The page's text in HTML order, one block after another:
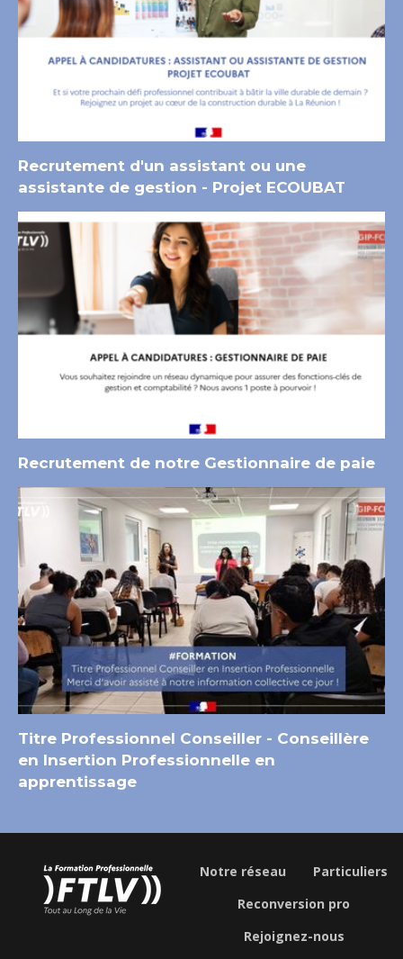
Recrutement d'un assistant ou une
assistante de gestion - Projet ECOUBAT
Recrutement de notre Gestionnaire de paie
Titre Professionnel Conseiller - Conseillère
en Insertion Professionnelle en
apprentissage
Notre réseau
Particuliers
Reconversion pro
Rejoignez-nous